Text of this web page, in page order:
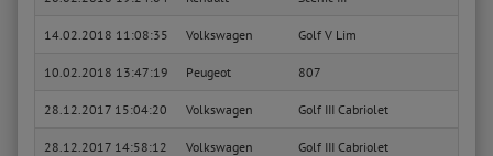
14.02.2018 11:08:35 Volkswagen Golf V Lim
10.02.2018 13:47:19 Peugeot 807
28.12.2017 15:04:20 Volkswagen Golf III Cabriolet
28.12.2017 14:58:12 Volkswagen Golf III Cabriolet